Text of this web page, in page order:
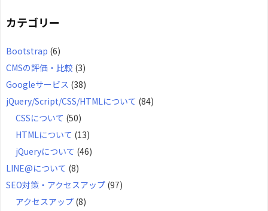
カ
カテゴリー
Bootstrap (6)
CMSの評価・比較 (3)
Googleサービス (38)
jQuery/Script/CSS/HTMLについて (84)
CSSについて (50)
HTMLについて (13)
jQueryについて (46)
LINE@について (8)
SEO対策・アクセスアップ (97)
アクセスアップ (8)